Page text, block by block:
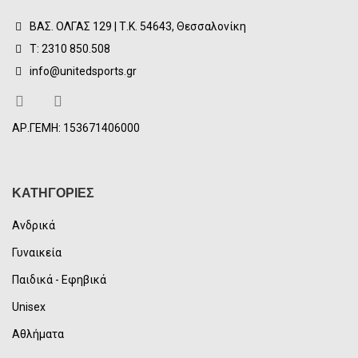
ΒΑΣ. ΟΛΓΑΣ 129 | Τ.Κ. 54643, Θεσσαλονίκη
Τ: 2310 850.508
info@unitedsports.gr
ΑΡ.ΓΕΜΗ: 153671406000
ΚΑΤΗΓΟΡΙΕΣ
Ανδρικά
Γυναικεία
Παιδικά - Εφηβικά
Unisex
Αθλήματα